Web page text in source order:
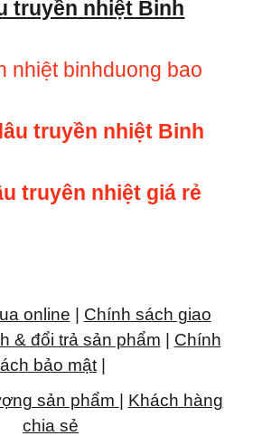
truyền nhiệt Binh
nhiệt binhduong bao
truyền nhiệt Binh
truyên nhiệt giá rẻ
online
Chính sách giao
& đổi trả sản phẩm
Chính
bảo mật
sản phẩm | Khách hàng
chia sẻ